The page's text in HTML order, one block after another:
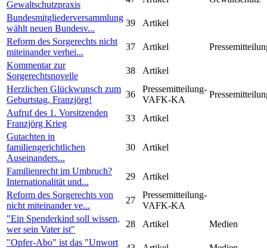
Gewaltschutzpraxis
Bundesmitgliederversammlung
wählt neuen Bundesv...
39
Artikel
Reform des Sorgerechts nicht
miteinander verhei...
37 Artikel
Kommentar zur
Sorgerechtsnovelle
38
Artikel
Herzlichen Glückwunsch zum
Geburtstag, Franzjörg!
36
Pressemitteilung-
VAFK-KA
Aufruf des 1. Vorsitzenden
Franzjörg Krieg
33
Artikel
Gutachten in
familiengerichtlichen
Auseinanders...
30 Artikel
Familienrecht im Umbruch?
Internationalität und...
29
Artikel
Reform des Sorgerechts von
nicht miteinander ve...
27
Pressemitteilung-
VAFK-KA
"Ein Spenderkind soll wissen,
wer sein Vater ist"
28 Artikel
Medien
"Opfer-Abo" ist das "Unwort